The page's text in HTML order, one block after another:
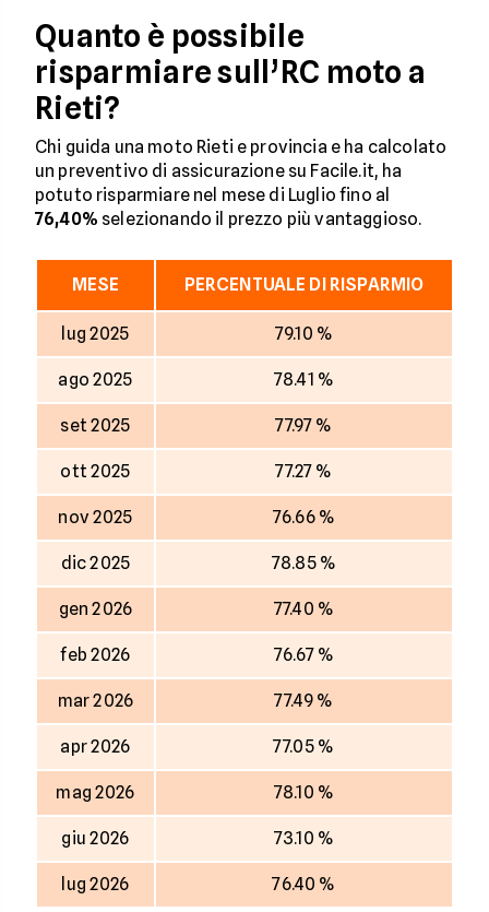
Quanto è possibile
risparmiare sull’RC moto a
Rieti?
Chi guida una moto Rieti e provincia e ha calcolato
un preventivo di assicurazione su Facile.it, ha
potuto risparmiare nel mese di Luglio fino al
76,40% selezionando il prezzo più vantaggioso.
MESE PERCENTUALE DI RISPARMIO
lug 2025 79.10 %
ago 2025 78.41 %
set 2025 77.97 %
ott 2025 77.27 %
nov 2025 76.66 %
dic 2025 78.85 %
gen 2026 77.40 %
feb 2026 76.67 %
mar 2026 77.49 %
apr 2026 77.05 %
mag 2026 78.10 %
giu 2026 73.10 %
lug 2026 76.40 %